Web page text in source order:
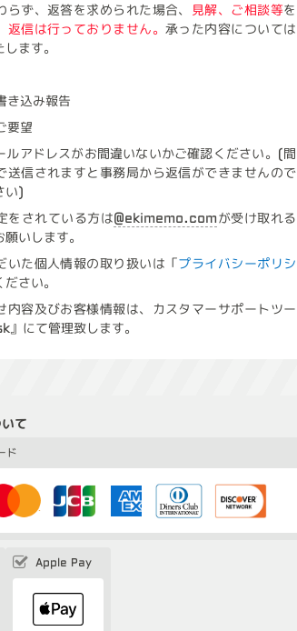
らず、返答を求められた場合、 見解、ご相談等を
返信は行っておりません。承った内容については
ます。
き込み報告
要望
ルアドレスがお間違いないかご確認ください。(間
送信されますと事務局から返信ができませんので
い)
をされている方は@ekimemo.comが受け取れる
いします。
いた個人情報の取り扱いは「プライバシーポリシ
さい。
内容及びお客様情報は、カスタマーサポートツー
にて管理致します。
て
ド
Apple Pay